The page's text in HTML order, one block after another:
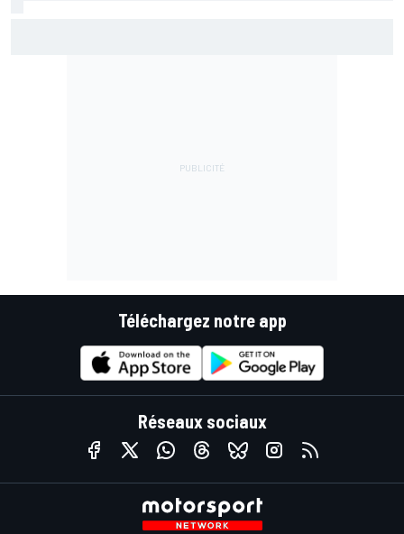
Téléchargez notre app
Réseaux sociaux